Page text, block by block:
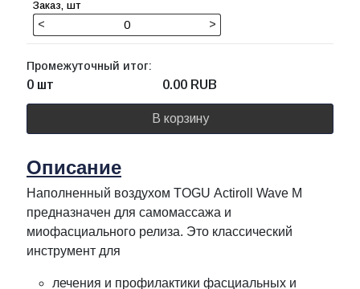
< >
Промежуточный итог:
0 шт 0.00 RUB
В корзину
Описание
Наполненный воздухом TOGU Actiroll Wave M
предназначен для самомассажа и
миофасциального релиза. Это классический
инструмент для
лечения и профилактики фасциальных и